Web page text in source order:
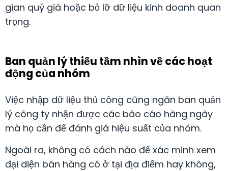
gian quý giá hoặc bỏ lỡ dữ liệu kinh doanh quan
trọng.
Ban quản lý thiếu tầm nhìn về các hoạt
động của nhóm
Việc nhập dữ liệu thủ công cũng ngăn ban quản
lý công ty nhận được các báo cáo hàng ngày
mà họ cần để đánh giá hiệu suất của nhóm.
Ngoài ra, không có cách nào để xác minh xem
đại diện bán hàng có ở tại địa điểm hay không,